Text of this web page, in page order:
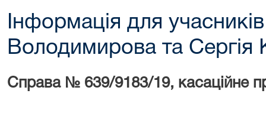
Інформація для
Володимирова та Сергія
Справа № 639/9183/19, касаційне